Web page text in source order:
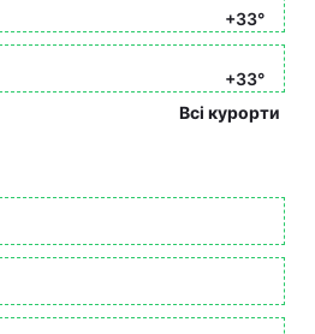
+33°
+33°
Всі курорти